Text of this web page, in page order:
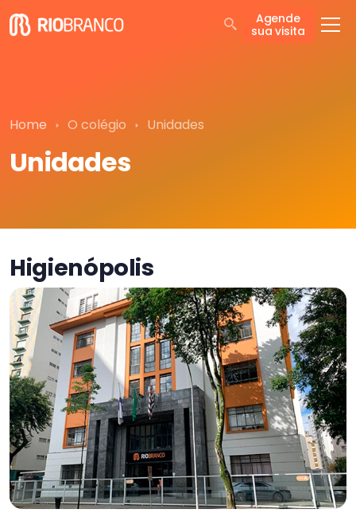
Agende
sua visita
Home O colégio Unidades
Unidades
Higienópolis